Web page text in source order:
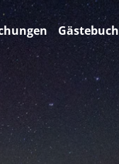
Gästebuch